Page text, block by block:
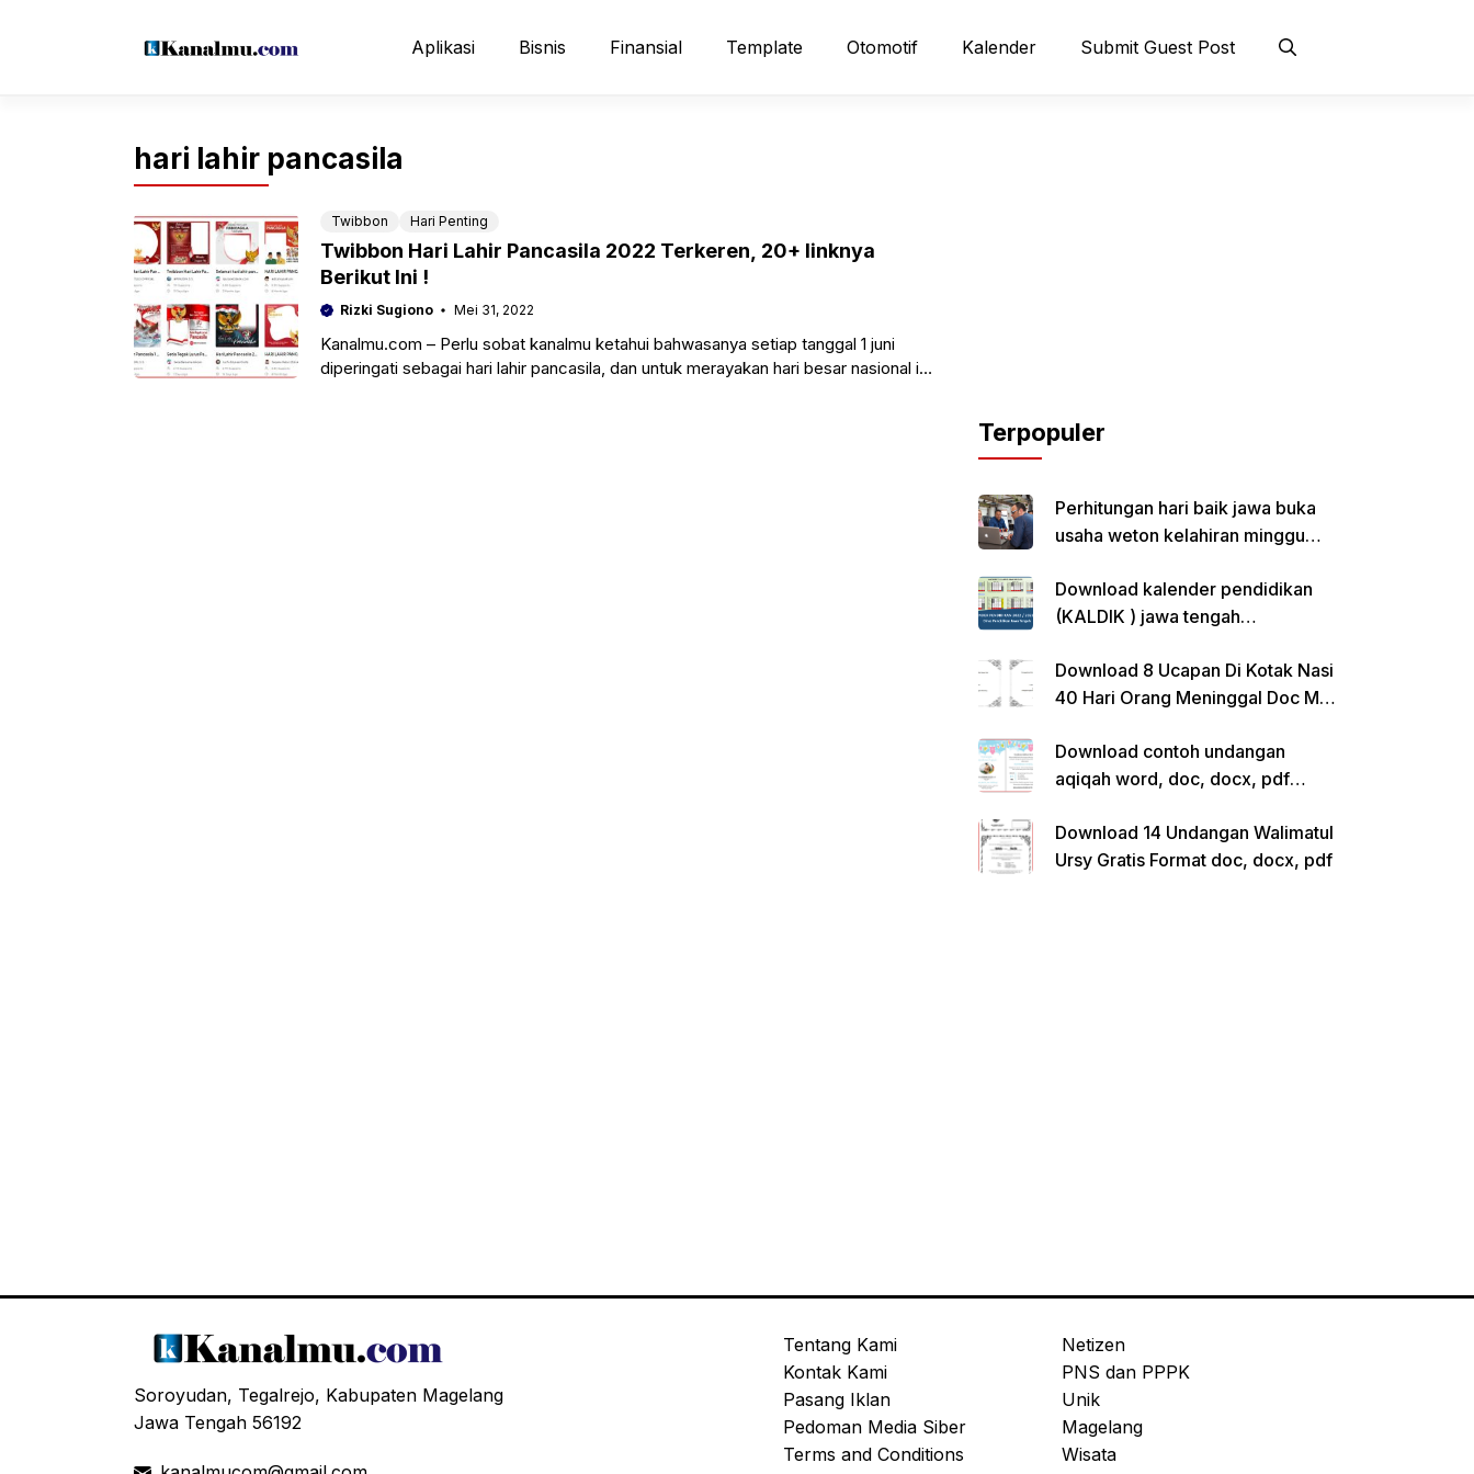
Aplikasi Bisnis Finansial Template Otomotif Kalender Submit Guest Post
hari lahir pancasila
Twibbon Hari Penting
Twibbon Hari Lahir Pancasila 2022 Terkeren, 20+ linknya
Berikut Ini !
Rizki Sugiono Mei 31, 2022
Kanalmu.com – Perlu sobat kanalmu ketahui bahwasanya setiap tanggal 1 juni
diperingati sebagai hari lahir pancasila, dan untuk merayakan hari besar nasional itu
Terpopuler
Perhitungan hari baik jawa buka
usaha weton kelahiran minggu
Download kalender pendidikan
(KALDIK ) jawa tengah
Download 8 Ucapan Di Kotak Nasi
40 Hari Orang Meninggal Doc Ms.
Download contoh undangan
aqiqah word, doc, docx, pdf
Download 14 Undangan Walimatul
Ursy Gratis Format doc, docx, pdf
Soroyudan, Tegalrejo, Kabupaten Magelang
Jawa Tengah 56192
Tentang Kami
Kontak Kami
Pasang Iklan
Pedoman Media Siber
Terms and Conditions
Netizen
PNS dan PPPK
Unik
Magelang
Wisata